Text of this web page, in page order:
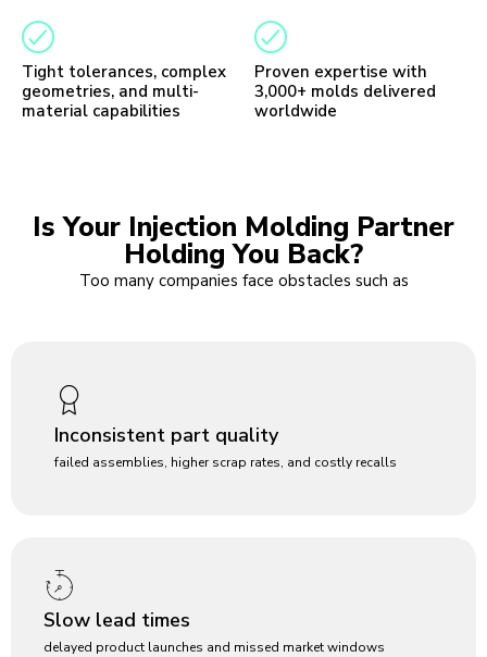
Tight tolerances, complex
geometries, and multi-
material capabilities
Proven expertise with
3,000+ molds delivered
worldwide
Is Your Injection Molding Partner
Holding You Back?
Too many companies face obstacles such as
Inconsistent part quality
failed assemblies, higher scrap rates, and costly recalls
Slow lead times
delayed product launches and missed market windows